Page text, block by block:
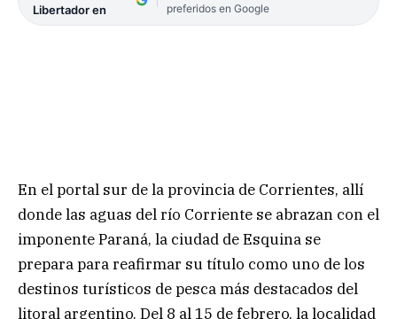
Libertador en
preferidos en Google
En el portal sur de la provincia de Corrientes, allí
donde las aguas del río Corriente se abrazan con el
imponente Paraná, la ciudad de Esquina se
prepara para reafirmar su título como uno de los
destinos turísticos de pesca más destacados del
litoral argentino. Del 8 al 15 de febrero, la localidad